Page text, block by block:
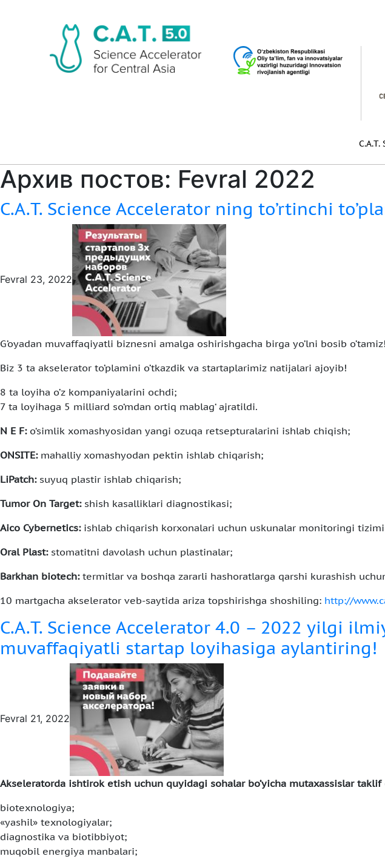
C.A.T.
Архив постов: Fevral 2022
C.A.T. Science Accelerator ning to’rtinchi
Fevral 23, 2022
G’oyadan muvaffaqiyatli biznesni amalga oshirishgacha birga yo’lni bosib o’tamiz!
Biz 3 ta akselerator to’plamini o’tkazdik va startaplarimiz natijalari ajoyib!
8 ta loyiha o’z kompaniyalarini ochdi;
7 ta loyihaga 5 milliard so‘mdan ortiq mablag‘ ajratildi.
N E F:o‘simlik xomashyosidan yangi ozuqa retsepturalarini ishlab chiqish;
ONSITE:mahalliy xomashyodan pektin ishlab chiqarish;
LiPatch:suyuq plastir ishlab chiqarish;
Tumor On Target:shish kasalliklari diagnostikasi;
Aico Cybernetics:ishlab chiqarish korxonalari uchun uskunalar monitoringi
Oral Plast:stomatitni davolash uchun plastinalar;
Barkhan biotech:termitlar va boshqa zararli hashoratlarga qarshi kurashish
10 martgacha akselerator veb-saytida ariza topshirishga shoshiling: http://
C.A.T. Science Accelerator 4.0 – 2022 yilgi
muvaffaqiyatli startap loyihasiga aylantiring!
Fevral 21, 2022
Akseleratorda ishtirok etish uchun quyidagi sohalar bo’yicha mutaxassislar
biotexnologiya;
«yashil» texnologiyalar;
diagnostika va biotibbiyot;
muqobil energiya manbalari;